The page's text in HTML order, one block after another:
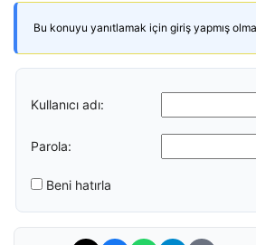
Bu konuyu yanıtlamak için giriş yapmış
Kullanıcı adı:
Parola:
Beni hatırla